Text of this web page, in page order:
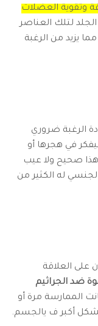
وتقوية العضلات
لتلك العناصر
يزيد من الرغبة
الرغبة ضروري
في هجرها أو
هذا صحيح ولا عيب
له الكثير من
على العلاقة
ضد الجراثيم
الممارسة مرة أو
أكبر ف يالجسم.